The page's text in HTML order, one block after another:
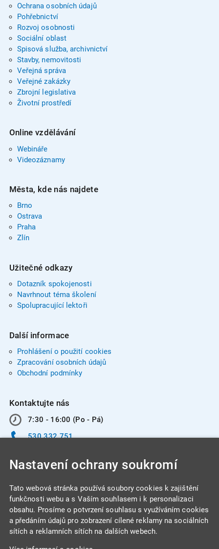
Ochrana osobních údajů
Pohřebnictví
Rozvoj osobnosti
Sociální oblast
Spisová služba, archivnictví
Stavby, nemovitosti
Veřejná správa
Veřejné zakázky
Zbrojní legislativa
Životní prostředí
Online vzdělávání
Webináře
Videozáznamy
Města, kde nás najdete
Brno
Ostrava
Praha
Zlín
Užitečné odkazy
Dotazník spokojenosti
Navrhnout téma školení
Spolupracující lektoři
Další informace
Prohlášení o použití cookies
Zpracování osobních údajů
Obchodní podmínky
Kontaktujte nás
7:30 - 16:00 (Po - Pá)
530 332 751
INTEGRA CENTRUM s.r.o.
Jabloňová 662/7
Nastavení ochrany soukromí
Tato webová stránka používá soubory cookies k zajištění
funkčnosti webu a s Vaším souhlasem i k personalizaci
obsahu. Prosíme o potvrzení souhlasu s využíváním cookies
a předáním údajů pro zobrazení cílené reklamy na sociálních
sítích a reklamních sítích na dalších webech.